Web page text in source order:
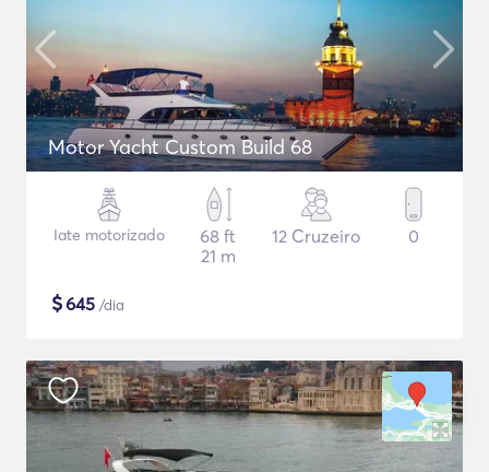
Motor Yacht Custom Build 68
Iate motorizado
68 ft
21 m
12 Cruzeiro 0
$645 /dia